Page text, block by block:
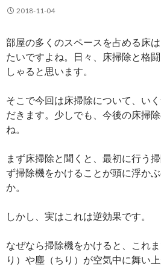
2018-11-04
部屋の多くのスペースを占める床
たいですよね。日々、床掃除と格
しゃると思います。
そこで今回は床掃除について、い
だきます。少しでも、今後の床掃
ね。
まず床掃除と聞くと、最初に行う
ず掃除機をかけることが頭に浮か
か。
しかし、実はこれは逆効果です。
なぜなら掃除機をかけると、これ
り）や塵（ちり）が空気中に舞い